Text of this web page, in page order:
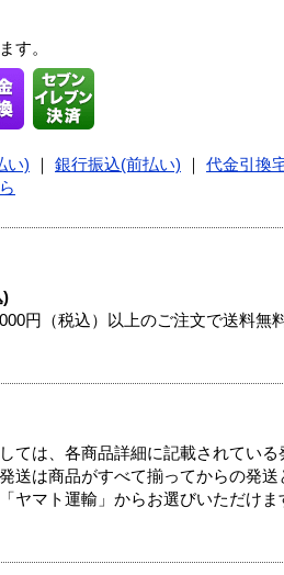
す。
い) 銀行振込(前払い) 代金引換
)
円（税込）以上のご注文で送料無
ては、各商品詳細に記載されている
送は商品がすべて揃ってからの発送
ヤマト運輸」からお選びいただけま